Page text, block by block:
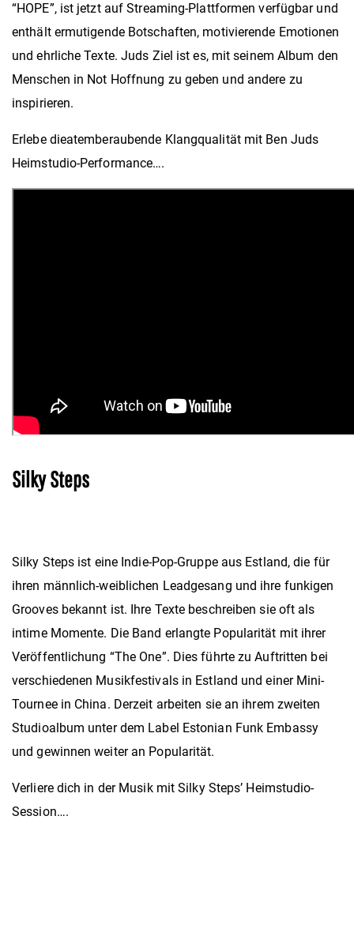
“HOPE”, ist jetzt auf Streaming-Plattformen verfügbar und
enthält ermutigende Botschaften, motivierende Emotionen
und ehrliche Texte. Juds Ziel ist es, mit seinem Album den
Menschen in Not Hoffnung zu geben und andere zu
inspirieren.
Erlebe dieatemberaubende Klangqualität mit Ben Juds
Heimstudio-Performance….
Silky Steps
Silky Steps ist eine Indie-Pop-Gruppe aus Estland, die für
ihren männlich-weiblichen Leadgesang und ihre funkigen
Grooves bekannt ist. Ihre Texte beschreiben sie oft als
intime Momente. Die Band erlangte Popularität mit ihrer
Veröffentlichung “The One”. Dies führte zu Auftritten bei
verschiedenen Musikfestivals in Estland und einer Mini-
Tournee in China. Derzeit arbeiten sie an ihrem zweiten
Studioalbum unter dem Label Estonian Funk Embassy
und gewinnen weiter an Popularität.
Verliere dich in der Musik mit Silky Steps’ Heimstudio-
Session….